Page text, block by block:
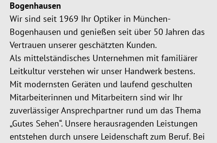
Bogenhausen
Wir sind seit 1969 Ihr Optiker in München-
Bogenhausen und genießen seit über 50 Jahren das
Vertrauen unserer geschätzten Kunden.
Als mittelständisches Unternehmen mit familiärer
Leitkultur verstehen wir unser Handwerk bestens.
Mit modernsten Geräten und laufend geschulten
Mitarbeiterinnen und Mitarbeitern sind wir Ihr
zuverlässiger Ansprechpartner rund um das Thema
„Gutes Sehen“. Unsere herausragenden Leistungen
entstehen durch unsere Leidenschaft zum Beruf. Bei